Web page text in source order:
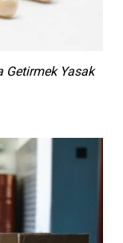
Getirmek Yasak